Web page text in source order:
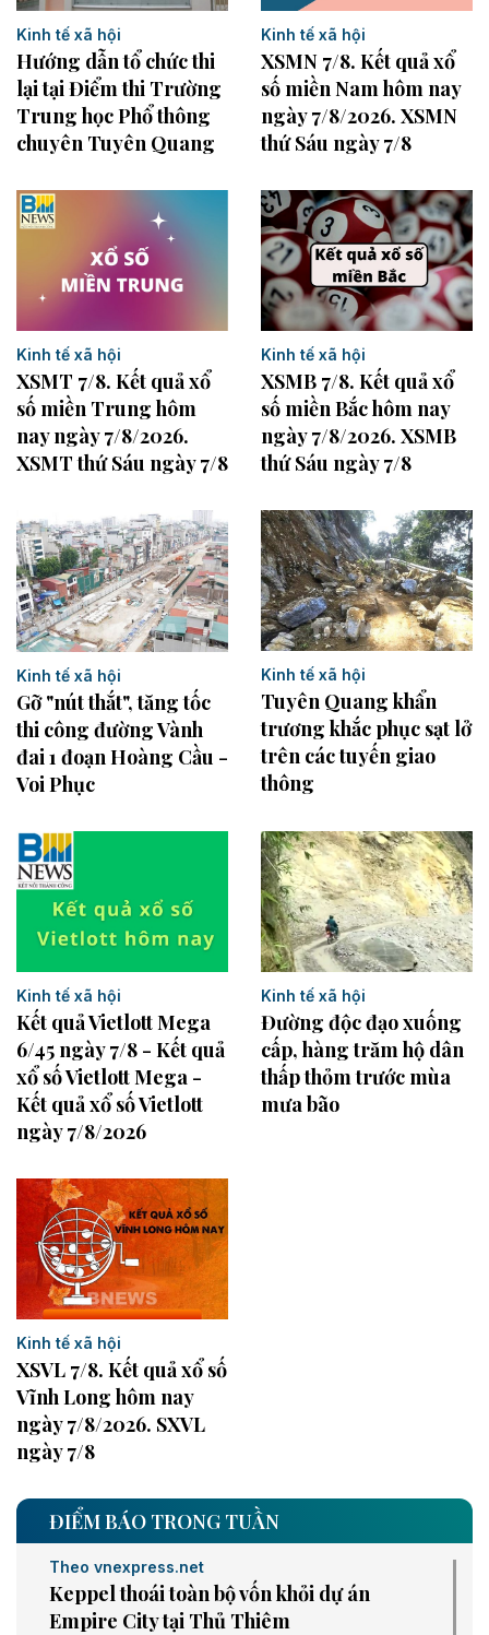
Kinh tế xã hội
Hướng dẫn tổ chức thi
lại tại Điểm thi Trường
Trung học Phổ thông
chuyên Tuyên Quang
Kinh tế xã hội
XSMN 7/8. Kết quả xổ
số miền Nam hôm nay
ngày 7/8/2026. XSMN
thứ Sáu ngày 7/8
Kinh tế xã hội
XSMT 7/8. Kết quả xổ
số miền Trung hôm
nay ngày 7/8/2026.
XSMT thứ Sáu ngày 7/8
Kinh tế xã hội
XSMB 7/8. Kết quả xổ
số miền Bắc hôm nay
ngày 7/8/2026. XSMB
thứ Sáu ngày 7/8
Kinh tế xã hội
Gỡ "nút thắt", tăng tốc
thi công đường Vành
đai 1 đoạn Hoàng Cầu -
Voi Phục
Kinh tế xã hội
Tuyên Quang khẩn
trương khắc phục sạt lở
trên các tuyến giao
thông
Kinh tế xã hội
Kết quả Vietlott Mega
6/45 ngày 7/8 - Kết quả
xổ số Vietlott Mega -
Kết quả xổ số Vietlott
ngày 7/8/2026
Kinh tế xã hội
Đường độc đạo xuống
cấp, hàng trăm hộ dân
thấp thỏm trước mùa
mưa bão
Kinh tế xã hội
XSVL 7/8. Kết quả xổ số
Vĩnh Long hôm nay
ngày 7/8/2026. SXVL
ngày 7/8
ĐIỂM BÁO TRONG TUẦN
Theo vnexpress.net
Keppel thoái toàn bộ vốn khỏi dự án
Empire City tại Thủ Thiêm